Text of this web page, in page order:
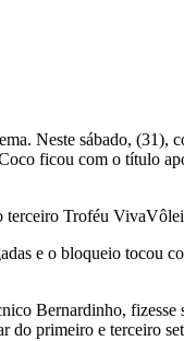
Neste sábado, (31),
ficou com o título
Troféu
e o bloqueio tocou
Bernardinho,
primeiro e terceiro